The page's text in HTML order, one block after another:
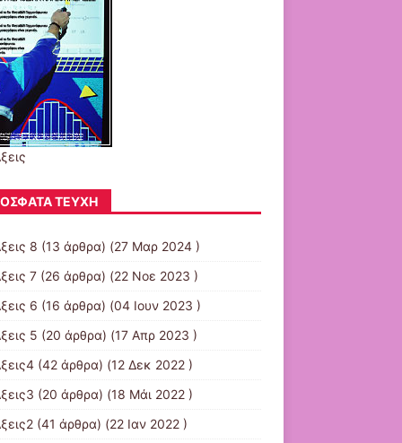
ΤΕΎΧΗ
8 (13 άρθρα) (27 Μαρ 2024 )
7(26 άρθρα) (22 Νοε 2023 )
6 (16 άρθρα) (04 Ιουν 2023 )
5 (20 άρθρα) (17 Απρ 2023 )
(42 άρθρα) (12 Δεκ 2022 )
(20 άρθρα) (18 Μάι 2022 )
(41 άρθρα) (22 Ιαν 2022 )